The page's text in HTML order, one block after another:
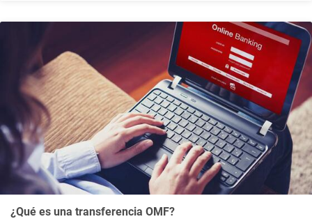
¿Qué es una transferencia OMF?